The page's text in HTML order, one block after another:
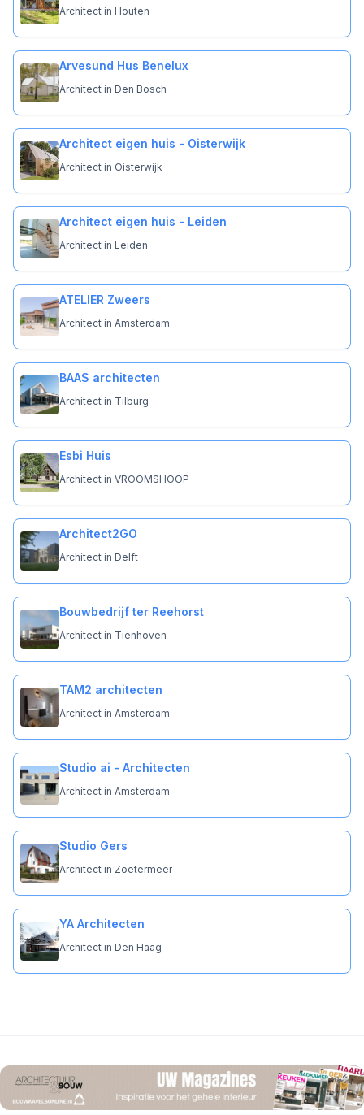
Architect in Houten
Arvesund Hus Benelux
Architect in Den Bosch
Architect eigen huis - Oisterwijk
Architect in Oisterwijk
Architect eigen huis - Leiden
Architect in Leiden
ATELIER Zweers
Architect in Amsterdam
BAAS architecten
Architect in Tilburg
Esbi Huis
Architect in VROOMSHOOP
Architect2GO
Architect in Delft
Bouwbedrijf ter Reehorst
Architect in Tienhoven
TAM2 architecten
Architect in Amsterdam
Studio ai - Architecten
Architect in Amsterdam
Studio Gers
Architect in Zoetermeer
YA Architecten
Architect in Den Haag